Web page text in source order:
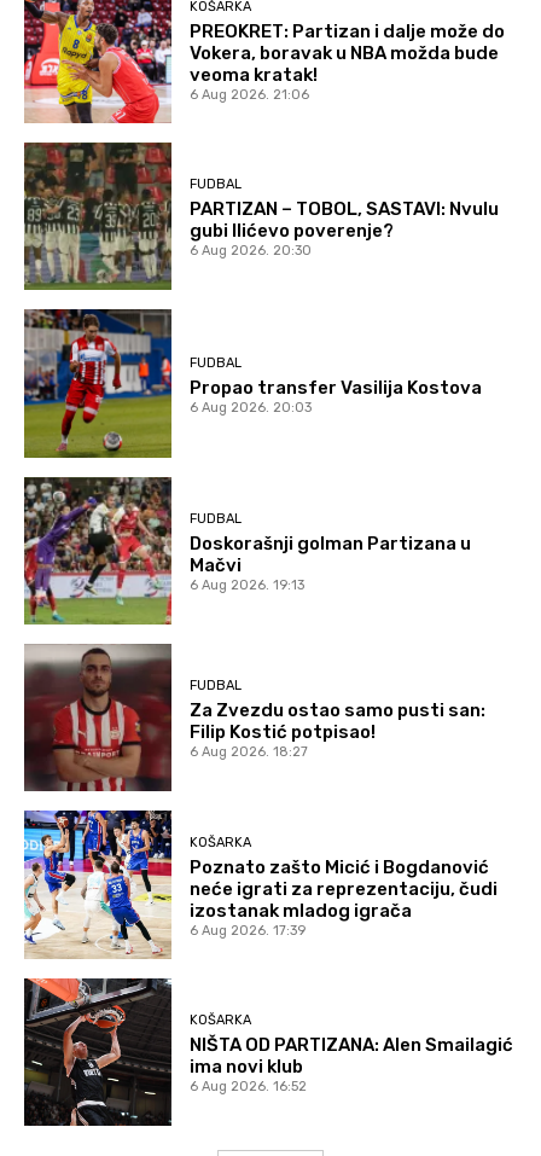
KOŠARKA
PREOKRET: Partizan i dalje može do
Vokera, boravak u NBA možda bude
veoma kratak!
6 Aug 2026. 21:06
FUDBAL
PARTIZAN – TOBOL, SASTAVI: Nvulu
gubi Ilićevo poverenje?
6 Aug 2026. 20:30
FUDBAL
Propao transfer Vasilija Kostova
6 Aug 2026. 20:03
FUDBAL
Doskorašnji golman Partizana u
Mačvi
6 Aug 2026. 19:13
FUDBAL
Za Zvezdu ostao samo pusti san:
Filip Kostić potpisao!
6 Aug 2026. 18:27
KOŠARKA
Poznato zašto Micić i Bogdanović
neće igrati za reprezentaciju, čudi
izostanak mladog igrača
6 Aug 2026. 17:39
KOŠARKA
NIŠTA OD PARTIZANA: Alen Smailagić
ima novi klub
6 Aug 2026. 16:52